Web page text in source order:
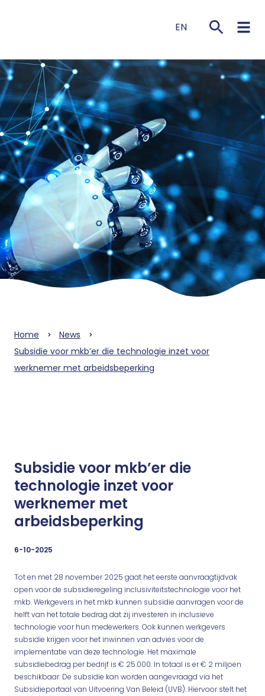
EN
Home
News
Subsidie voor mkb’er die technologie inzet voor
werknemer met arbeidsbeperking
Subsidie voor mkb’er die
technologie inzet voor
werknemer met
arbeidsbeperking
6-10-2025
Tot en met 28 november 2025 gaat het eerste aanvraagtijdvak
open voor de subsidieregeling inclusiviteitstechnologie voor het
mkb. Werkgevers in het mkb kunnen subsidie aanvragen voor de
helft van het totale bedrag dat zij investeren in inclusieve
technologie voor hun medewerkers. Ook kunnen werkgevers
subsidie krijgen voor het inwinnen van advies voor de
implementatie van deze technologie. Het maximale
subsidiebedrag per bedrijf is € 25.000. In totaal is er € 2 miljoen
beschikbaar. De subsidie kan worden aangevraagd via het
Subsidieportaal van Uitvoering Van Beleid (UVB). Hiervoor stelt het